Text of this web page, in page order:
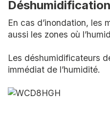
En cas d’inondation, les
aussi les zones où
Les déshumidificateurs
immédiat de l’humidité.